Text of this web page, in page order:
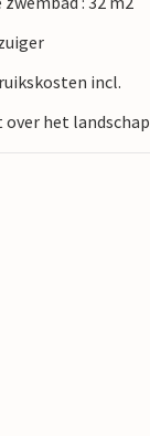
incl.
over het landschap